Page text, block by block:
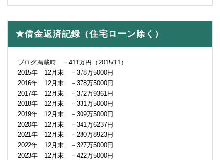
★借金返済記録（住宅ローン除く）
ブログ掲載時 －411万円（2015/11）
2015年 12月末 －378万5000円
2016年 12月末 －378万5000円
2017年 12月末 －372万9361円
2018年 12月末 －331万5000円
2019年 12月末 －309万5000円
2020年 12月末 －341万6237円
2021年 12月末 －280万8923円
2022年 12月末 －327万5000円
2023年 12月末 －422万5000円